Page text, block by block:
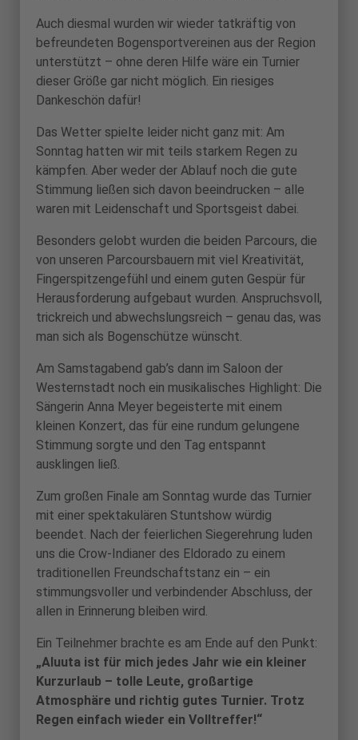
Auch diesmal wurden wir wieder tatkräftig von
befreundeten Bogensportvereinen aus der Region
unterstützt – ohne deren Hilfe wäre ein Turnier
dieser Größe gar nicht möglich. Ein riesiges
Dankeschön dafür!
Das Wetter spielte leider nicht ganz mit: Am
Sonntag hatten wir mit teils starkem Regen zu
kämpfen. Aber weder der Ablauf noch die gute
Stimmung ließen sich davon beeindrucken – alle
waren mit Leidenschaft und Sportsgeist dabei.
Besonders gelobt wurden die beiden Parcours, die
von unseren Parcoursbauern mit viel Kreativität,
Fingerspitzengefühl und einem guten Gespür für
Herausforderung aufgebaut wurden. Anspruchsvoll,
trickreich und abwechslungsreich – genau das, was
man sich als Bogenschütze wünscht.
Am Samstagabend gab’s dann im Saloon der
Westernstadt noch ein musikalisches Highlight: Die
Sängerin Anna Meyer begeisterte mit einem
kleinen Konzert, das für eine rundum gelungene
Stimmung sorgte und den Tag entspannt
ausklingen ließ.
Zum großen Finale am Sonntag wurde das Turnier
mit einer spektakulären Stuntshow würdig
beendet. Nach der feierlichen Siegerehrung luden
uns die Crow-Indianer des Eldorado zu einem
traditionellen Freundschaftstanz ein – ein
stimmungsvoller und verbindender Abschluss, der
allen in Erinnerung bleiben wird.
Ein Teilnehmer brachte es am Ende auf den Punkt:
„Aluuta ist für mich jedes Jahr wie ein kleiner
Kurzurlaub – tolle Leute, großartige
Atmosphäre und richtig gutes Turnier. Trotz
Regen einfach wieder ein Volltreffer!“